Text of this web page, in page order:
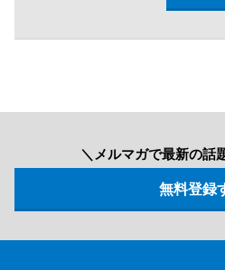
＼メルマガで最新の話